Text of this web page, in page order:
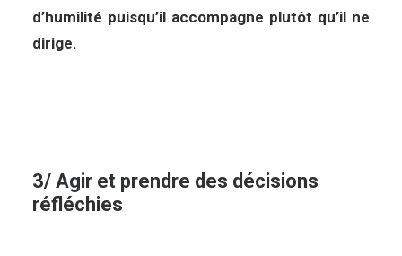
d’humilité puisqu’il accompagne plutôt qu’il ne
dirige.
3/ Agir et prendre des décisions
réfléchies